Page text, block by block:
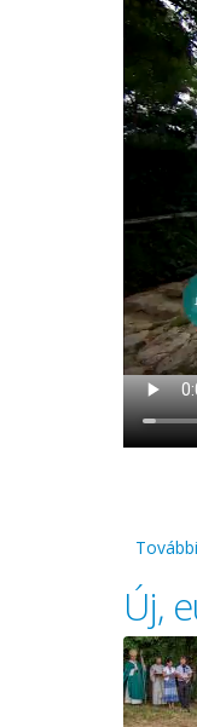
Új,